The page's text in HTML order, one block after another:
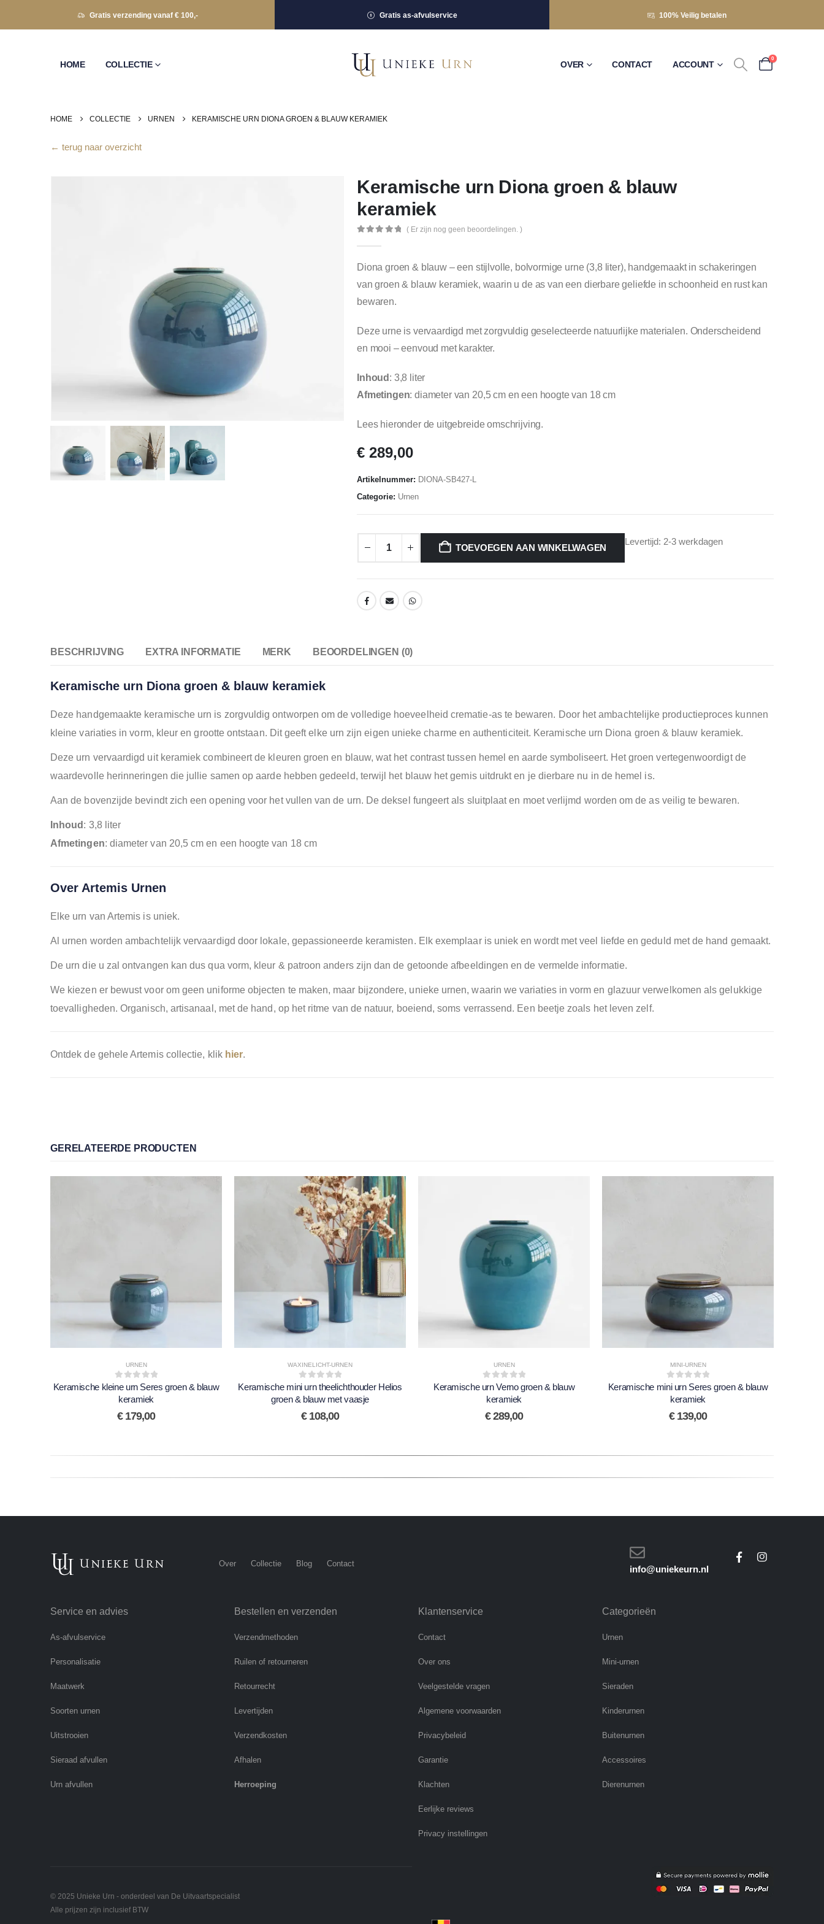
Gratis verzending vanaf € 100,- Gratis as-afvulservice 100% Veilig betalen
HOME COLLECTIE OVER CONTACT ACCOUNT
0
HOME COLLECTIE URNEN KERAMISCHE URN DIONA GROEN & BLAUW KERAMIEK
← terug naar overzicht
Keramische urn Diona groen & blauw
keramiek
( Er zijn nog geen beoordelingen. )
Diona groen & blauw – een stijlvolle, bolvormige urne (3,8 liter), handgemaakt in schakeringen
van groen & blauw keramiek, waarin u de as van een dierbare geliefde in schoonheid en rust kan
bewaren.
Deze urne is vervaardigd met zorgvuldig geselecteerde natuurlijke materialen. Onderscheidend
en mooi – eenvoud met karakter.
Inhoud : 3,8 liter
Afmetingen: diameter van 20,5 cm en een hoogte van 18 cm
Lees hieronder de uitgebreide omschrijving.
€ 289,00
Artikelnummer: DIONA-SB427-L
Categorie: Urnen
TOEVOEGEN AAN WINKELWAGEN
Levertijd: 2-3 werkdagen
BESCHRIJVING EXTRA INFORMATIE MERK BEOORDELINGEN (0)
Keramische urn Diona groen & blauw keramiek
Deze handgemaakte keramische urn is zorgvuldig ontworpen om de volledige hoeveelheid crematie-as te bewaren. Door het ambachtelijke productieproces kunnen
kleine variaties in vorm, kleur en grootte ontstaan. Dit geeft elke urn zijn eigen unieke charme en authenticiteit. Keramische urn Diona groen & blauw keramiek.
Deze urn vervaardigd uit keramiek combineert de kleuren groen en blauw, wat het contrast tussen hemel en aarde symboliseert. Het groen vertegenwoordigt de
waardevolle herinneringen die jullie samen op aarde hebben gedeeld, terwijl het blauw het gemis uitdrukt en je dierbare nu in de hemel is.
Aan de bovenzijde bevindt zich een opening voor het vullen van de urn. De deksel fungeert als sluitplaat en moet verlijmd worden om de as veilig te bewaren.
Inhoud : 3,8 liter
Afmetingen: diameter van 20,5 cm en een hoogte van 18 cm
Over Artemis Urnen
Elke urn van Artemis is uniek.
Al urnen worden ambachtelijk vervaardigd door lokale, gepassioneerde keramisten. Elk exemplaar is uniek en wordt met veel liefde en geduld met de hand gemaakt.
De urn die u zal ontvangen kan dus qua vorm, kleur & patroon anders zijn dan de getoonde afbeeldingen en de vermelde informatie.
We kiezen er bewust voor om geen uniforme objecten te maken, maar bijzondere, unieke urnen, waarin we variaties in vorm en glazuur verwelkomen als gelukkige
toevalligheden. Organisch, artisanaal, met de hand, op het ritme van de natuur, boeiend, soms verrassend. Een beetje zoals het leven zelf.
Ontdek de gehele Artemis collectie, klik hier.
GERELATEERDE PRODUCTEN
URNEN
0out of 5
Keramische kleine urn Seres groen & blauw
keramiek
€179,00
WAXINELICHT-URNEN
0 out of 5
Keramische mini urn theelichthouder Helios
groen & blauw met vaasje
€108,00
URNEN
0out of 5
Keramische urn Verno groen & blauw
keramiek
€289,00
MINI-URNEN
0out of 5
Keramische mini urn Seres groen & blauw
keramiek
€139,00
Over Collectie Blog Contact
info@uniekeurn.nl
Service en advies
As-afvulservice
Personalisatie
Maatwerk
Soorten urnen
Uitstrooien
Sieraad afvullen
Urn afvullen
Bestellen en verzenden
Verzendmethoden
Ruilen of retourneren
Retourrecht
Levertijden
Verzendkosten
Afhalen
Herroeping
Klantenservice
Contact
Over ons
Veelgestelde vragen
Algemene voorwaarden
Privacybeleid
Garantie
Klachten
Eerlijke reviews
Privacy instellingen
Categorieën
Urnen
Mini-urnen
Sieraden
Kinderurnen
Buitenurnen
Accessoires
Dierenurnen
© 2025 Unieke Urn - onderdeel van De Uitvaartspecialist
Alle prijzen zijn inclusief BTW